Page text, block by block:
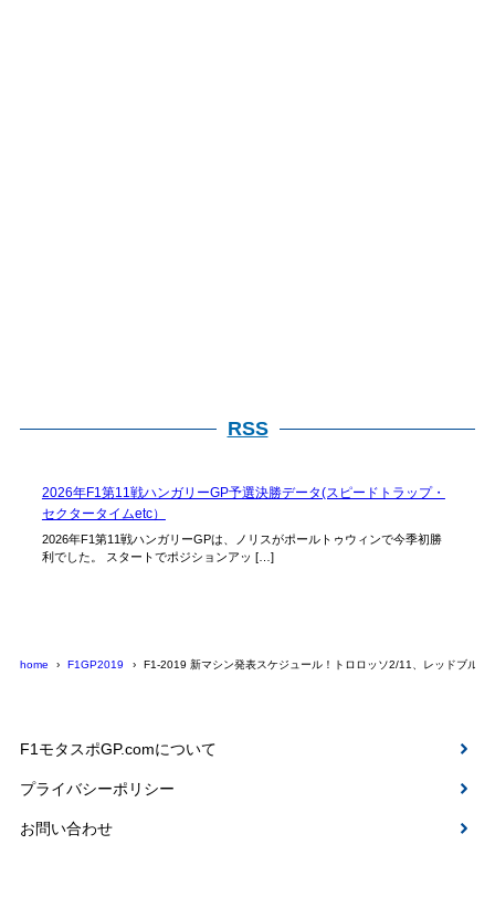
RSS
2026年F1第11戦ハンガリーGP予選決勝データ(スピードトラップ・
セクタータイムetc）
2026年F1第11戦ハンガリーGPは、ノリスがポールトゥウィンで今季初勝
利でした。 スタートでポジションアッ […]
home F1GP2019 F1-2019 新マシン発表スケジュール！トロロッソ2/11、レッドブル2/
F1モタスポGP.comについて
プライバシーポリシー
お問い合わせ